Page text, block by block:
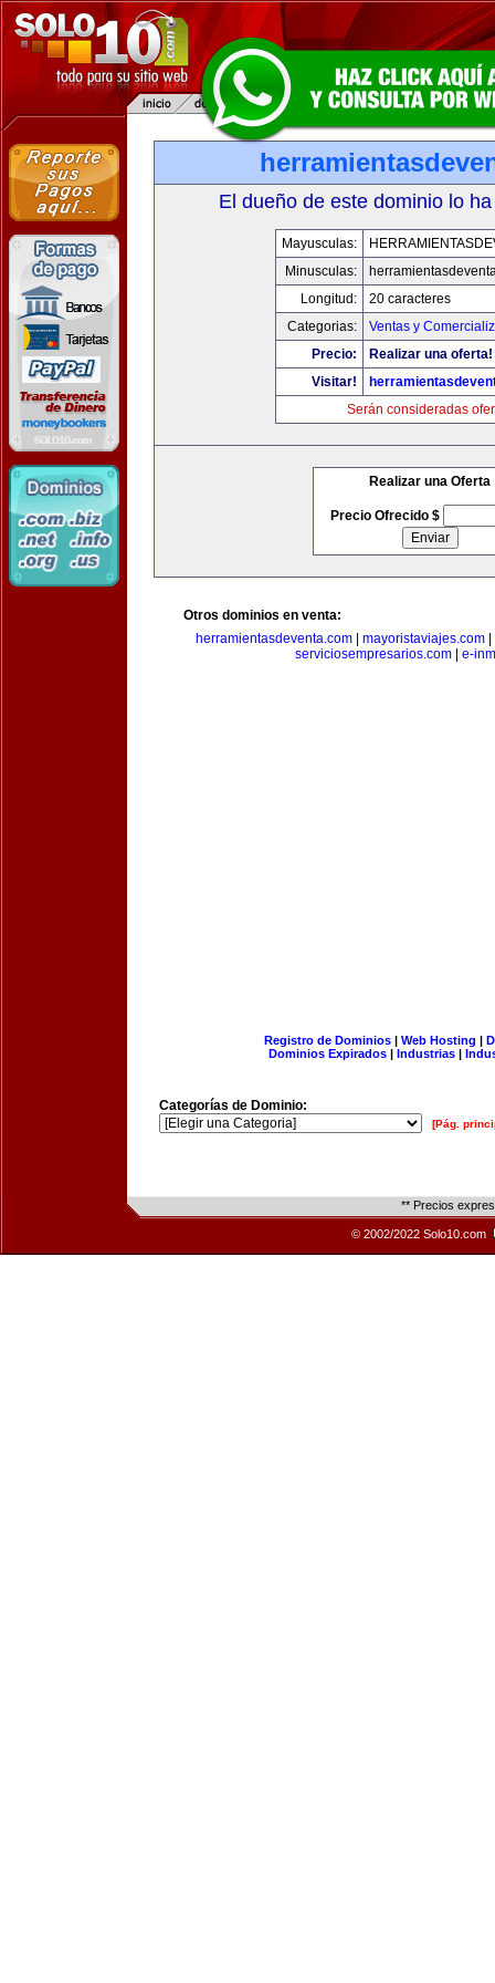
El dueño de este dominio lo
Mayusculas:
Minusculas:
Longitud:
20 caracteres
Categorias:
Ventas y
Precio:
Realizar una oferta!
Visitar!
Serán consideradas
Realizar una Oferta
Precio Ofrecido $
Otros dominios en venta:
herramientasdeventa.com| mayoristaviajes.com|
serviciosempresarios.com| e-
Registro de Dominios| Web Hosting |
Dominios Expirados | Industrias |
Categorías de Dominio:
[Pág.
** Precios
© 2002/2022 Solo10.com